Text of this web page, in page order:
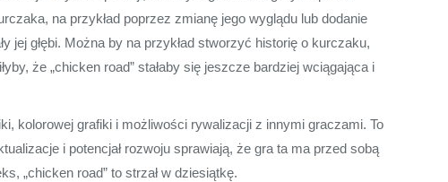
na przykład poprzez zmianę jego wyglądu lub dodanie
jej głębi. Można by na przykład stworzyć historię o kurczaku,
że „chicken road” stałaby się jeszcze bardziej wciągająca i
kolorowej grafiki i możliwości rywalizacji z innymi graczami. To
i potencjał rozwoju sprawiają, że gra ta ma przed sobą
„chicken road” to strzał w dziesiątkę.